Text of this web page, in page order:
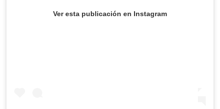
Ver esta publicación en Instagram